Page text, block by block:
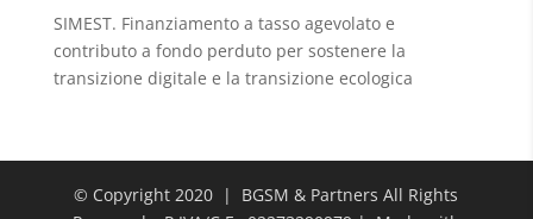
SIMEST. Finanziamento a tasso agevolato e
contributo a fondo perduto per sostenere la
transizione digitale e la transizione ecologica
© Copyright 2020 | BGSM & Partners All Rights